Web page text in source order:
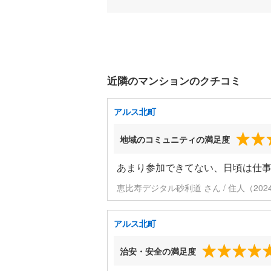
近隣のマンションのクチコミ
アルス北町
地域のコミュニティの満足度
あまり参加できてない、日頃は仕
恵比寿デジタル砂利道 さん / 住人（
アルス北町
治安・安全の満足度